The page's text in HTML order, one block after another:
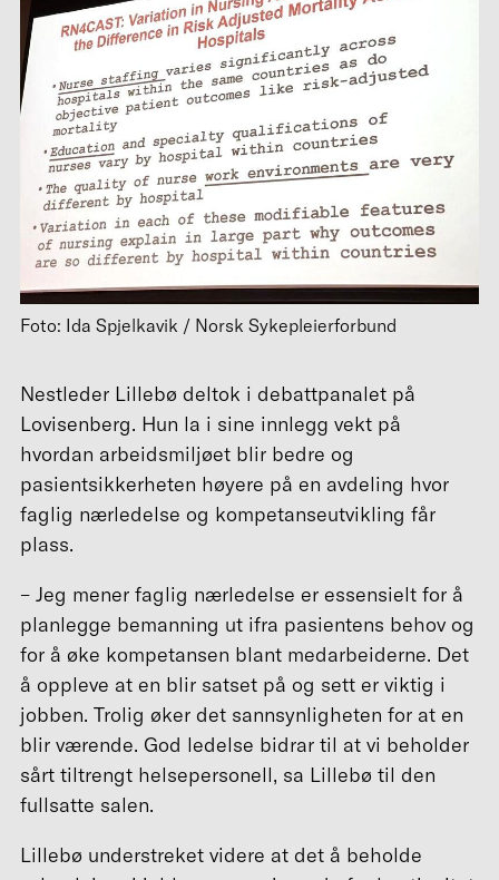
Foto: Ida Spjelkavik / Norsk Sykepleierforbund
Nestleder Lillebø deltok i debattpanalet på
Lovisenberg. Hun la i sine innlegg vekt på
hvordan arbeidsmiljøet blir bedre og
pasientsikkerheten høyere på en avdeling hvor
faglig nærledelse og kompetanseutvikling får
plass.
– Jeg mener faglig nærledelse er essensielt for å
planlegge bemanning ut ifra pasientens behov og
for å øke kompetansen blant medarbeiderne. Det
å oppleve at en blir satset på og sett er viktig i
jobben. Trolig øker det sannsynligheten for at en
blir værende. God ledelse bidrar til at vi beholder
sårt tiltrengt helsepersonell, sa Lillebø til den
fullsatte salen.
Lillebø understreket videre at det å beholde